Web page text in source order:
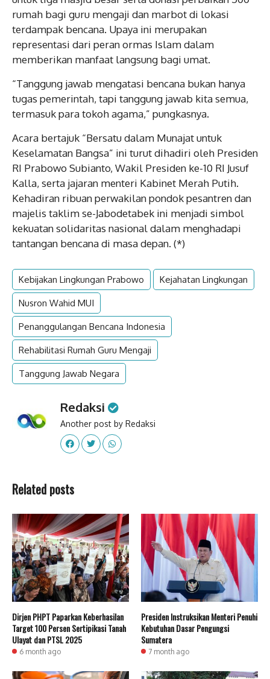
rumah bagi guru mengaji dan marbot di lokasi
terdampak bencana. Upaya ini merupakan
representasi dari peran ormas Islam dalam
memberikan manfaat langsung bagi umat.
“Tanggung jawab mengatasi bencana bukan hanya
tugas pemerintah, tapi tanggung jawab kita semua,
termasuk para tokoh agama,” pungkasnya.
Acara bertajuk “Bersatu dalam Munajat untuk
Keselamatan Bangsa” ini turut dihadiri oleh Presiden
RI Prabowo Subianto, Wakil Presiden ke-10 RI Jusuf
Kalla, serta jajaran menteri Kabinet Merah Putih.
Kehadiran ribuan perwakilan pondok pesantren dan
majelis taklim se-Jabodetabek ini menjadi simbol
kekuatan solidaritas nasional dalam menghadapi
tantangan bencana di masa depan. (*)
Kebijakan Lingkungan Prabowo Kejahatan Lingkungan
Nusron Wahid MUI
Penanggulangan Bencana Indonesia
Rehabilitasi Rumah Guru Mengaji
Tanggung Jawab Negara
Redaksi
Another post by Redaksi
Related posts
Dirjen PHPT Paparkan Keberhasilan
Target 100 Persen Sertipikasi Tanah
Ulayat dan PTSL 2025
6 month ago
Presiden Instruksikan Menteri Penuhi
Kebutuhan Dasar Pengungsi
Sumatera
7 month ago